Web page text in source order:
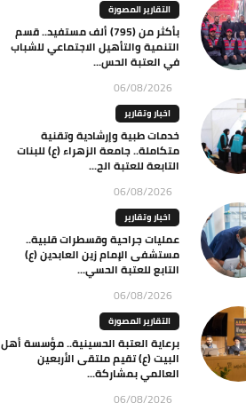
التقارير المصورة
بأكثر من (795) ألف مستفيد.. قسم
التنمية والتأهيل الاجتماعي للشباب
في العتبة الحس...
06/08/2026
اخبار وتقارير
خدمات طبية وإرشادية وتقنية
متكاملة.. جامعة الزهراء (ع) للبنات
التابعة للعتبة الح...
06/08/2026
اخبار وتقارير
عمليات جراحية وقسطرات قلبية..
مستشفى الإمام زين العابدين (ع)
التابع للعتبة الحسي...
06/08/2026
التقارير المصورة
برعاية العتبة الحسينية.. مؤسسة أهل
البيت (ع) تقيم ملتقى الأربعين
العالمي بمشاركة...
06/08/2026